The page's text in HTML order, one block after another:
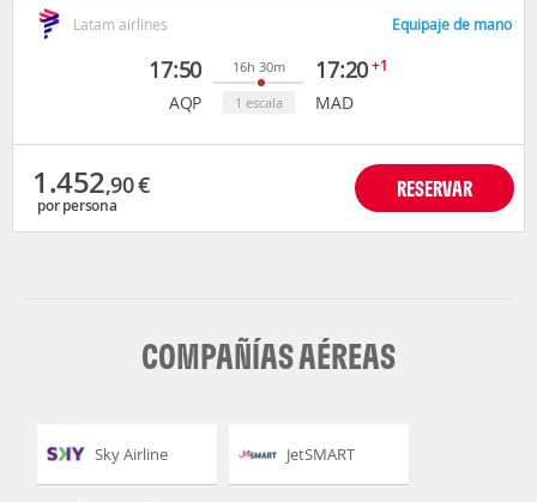
Latam airlines Equipaje de mano
17:50
AQP
16h 30m
1 escala
17:20+1
MAD
1.452,90€
por persona
RESERVAR
COMPAÑÍAS AÉREAS
Sky Airline JetSMART